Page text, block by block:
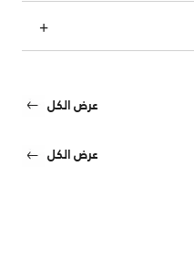
عرض الكل
عرض الكل